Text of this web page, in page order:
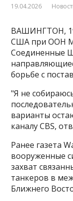
19.04.2026
ВАШИНГТОН,
США при ООН
Соединенные
борьбе с
"Я не
варианты
каналу CBS,
Ранее газета
вооруженные
захват
танкеров в
Ближнего